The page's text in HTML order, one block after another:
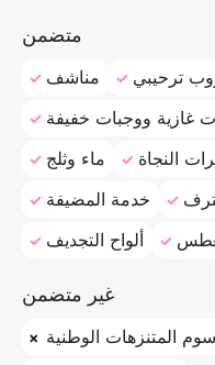
متضمن
مناشف
ترحيبي
غازية ووجبات خفيفة
ماء وثلج
النجاة
خدمة المضيفة
ألواح التجديف
غير متضمن
المتنزهات الوطنية